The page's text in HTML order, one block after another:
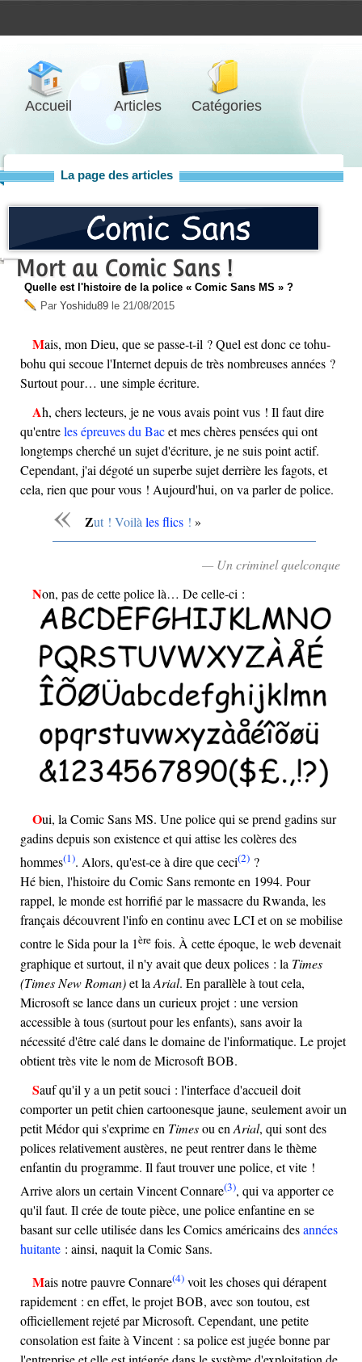
Accueil Articles Catégories
La page des articles
Mort au Comic Sans !
Quelle est l'histoire de la police « Comic Sans MS » ?
Par Yoshidu89 le 21/08/2015
Mais, mon Dieu, que se passe-t-il ? Quel est donc ce tohu-
bohu qui secoue l'Internet depuis de très nombreuses années ?
Surtout pour… une simple écriture.
Ah, chers lecteurs, je ne vous avais point vus ! Il faut dire
qu'entreles épreuves du Bacet mes chères pensées qui ont
longtemps cherché un sujet d'écriture, je ne suis point actif.
Cependant, j'ai dégoté un superbe sujet derrière les fagots, et
cela, rien que pour vous ! Aujourd'hui, on va parler de police.
Zut ! Voilà les flics !
— Un criminel quelconque
Non, pas de cette police là… De celle-ci :
Oui, la Comic Sans MS. Une police qui se prend gadins sur
gadins depuis son existence et qui attise les colères des
hommes(1). Alors, qu'est-ce à dire que ceci(2) ?
Hé bien, l'histoire du Comic Sans remonte en 1994. Pour
rappel, le monde est horrifié par le massacre du Rwanda, les
français découvrent l'info en continu avec LCI et on se mobilise
contre le Sida pour la 1ère fois. À cette époque, le web devenait
graphique et surtout, il n'y avait que deux polices : la Times
(Times New Roman)et la Arial. En parallèle à tout cela,
Microsoft se lance dans un curieux projet : une version
accessible à tous (surtout pour les enfants), sans avoir la
nécessité d'être calé dans le domaine de l'informatique. Le projet
obtient très vite le nom de Microsoft BOB.
Sauf qu'il y a un petit souci : l'interface d'accueil doit
comporter un petit chien cartoonesque jaune, seulement avoir un
petit Médor qui s'exprime en Timesou en Arial, qui sont des
polices relativement austères, ne peut rentrer dans le thème
enfantin du programme. Il faut trouver une police, et vite !
Arrive alors un certain Vincent Connare(3), qui va apporter ce
qu'il faut. Il crée de toute pièce, une police enfantine en se
basant sur celle utilisée dans les Comics américains desannées
huitante : ainsi, naquit la Comic Sans.
Mais notre pauvre Connare(4) voit les choses qui dérapent
rapidement : en effet, le projet BOB, avec son toutou, est
officiellement rejeté par Microsoft. Cependant, une petite
consolation est faite à Vincent : sa police est jugée bonne par